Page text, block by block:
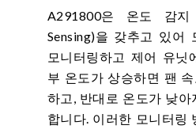
A291800은 온도 감지
Sensing)을 갖추고 있어
모니터링하고 제어 유닛
부 온도가 상승하면 팬
하고, 반대로 온도가 낮
합니다. 이러한 모니터링